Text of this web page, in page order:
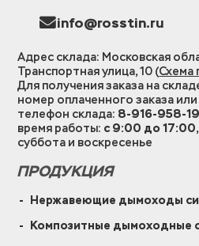
info@rosstin.ru
Адрес склада: Московская
Транспортная улица, 10 (Схема
Для получения заказа на
номер оплаченного заказа
телефон склада: 8-916-958-
время работы: с 9:00 до 17:00
суббота и воскресенье
ПРОДУКЦИЯ
Нержавеющие дымоходы
Композитные дымоходные